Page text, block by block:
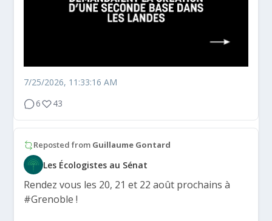
7/25/2026, 11:33:16 AM
6
43
Reposted from Guillaume Gontard
Les Écologistes au Sénat
Rendez vous les 20, 21 et 22 août prochains à
#Grenoble !